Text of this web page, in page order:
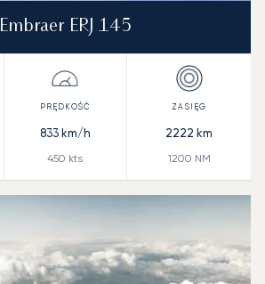
Embraer ERJ 145
833km/h
450 kts
2222 km
1200 NM